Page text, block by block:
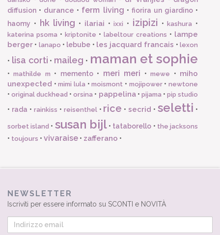
diffusion • durance • ferm living • fiorira un giardino•
haomy • hk living • ilariai •ixxi • izipizi •kashura •
katerina psoma • kriptonite • labeltour creations • lampe
berger • lanapo • lebube • les jacquard francais •lexon
• lisa corti • maileg • maman et sophie
•mathilde m • memento• meri meri •mewe • miho
unexpected •mimi lula •moismont • mojipower•newtone
•original duckhead •orsina • pappelina• pijama • pip studio
• rada • rainkiss • reisenthel• rice •secrid •seletti •
sorbet island • susan bijl• tataborello • the jacksons
• toujours • vivaraise • zafferano •
NEWSLETTER
Iscriviti per essere informato su SCONTI e NOVITÀ